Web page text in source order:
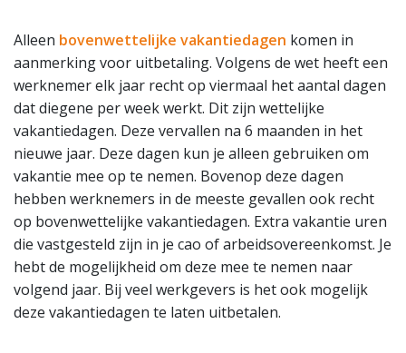
Alleen bovenwettelijke vakantiedagen komen in
aanmerking voor uitbetaling. Volgens de wet heeft een
werknemer elk jaar recht op viermaal het aantal dagen
dat diegene per week werkt. Dit zijn wettelijke
vakantiedagen. Deze vervallen na 6 maanden in het
nieuwe jaar. Deze dagen kun je alleen gebruiken om
vakantie mee op te nemen. Bovenop deze dagen
hebben werknemers in de meeste gevallen ook recht
op bovenwettelijke vakantiedagen. Extra vakantie uren
die vastgesteld zijn in je cao of arbeidsovereenkomst. Je
hebt de mogelijkheid om deze mee te nemen naar
volgend jaar. Bij veel werkgevers is het ook mogelijk
deze vakantiedagen te laten uitbetalen.